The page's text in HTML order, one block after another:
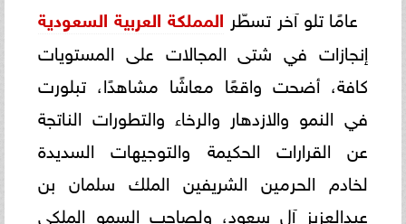
عامًا تلو آخر تسطّر المملكة العربية السعودية
إنجازات في شتى المجالات على المستويات
كافة، أضحت واقعًا معاشًا مشاهدًا، تبلورت
في النمو والازدهار والرخاء والتطورات الناتجة
عن القرارات الحكيمة والتوجيهات السديدة
لخادم الحرمين الشريفين الملك سلمان بن
عبدالعزيز آل سعود، ولصاحب السمو الملكي